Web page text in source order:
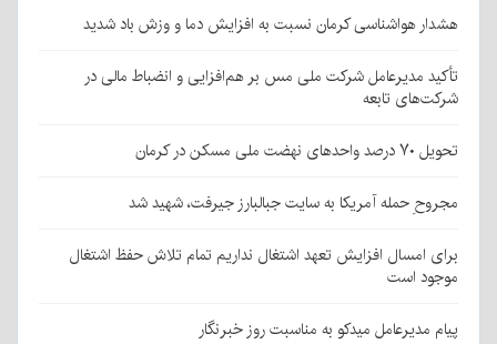
هشدار هواشناسی کرمان نسبت به افزایش دما و وزش باد شدید
تأکید مدیرعامل شرکت ملی مس بر هم‌افزایی و انضباط مالی در
شرکت‌های تابعه
تحویل ۷۰ درصد واحدهای نهضت ملی مسکن در کرمان
مجروحِ حمله آمریکا به سایت جبالبارز جیرفت، شهید شد
برای امسال افزایش تعهد اشتغال نداریم تمام تلاش حفظ اشتغال
موجود است
پیام مدیرعامل میدکو به مناسبت روز خبرنگار